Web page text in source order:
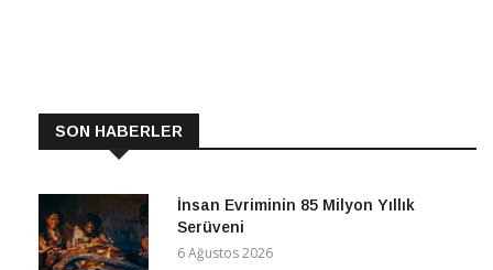
SON HABERLER
İnsan Evriminin 85 Milyon Yıllık
Serüveni
6 Ağustos 2026